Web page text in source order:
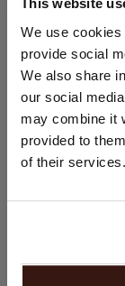
This website
We use
provide social
We also share
our social
may combine it
provided to
of their services.
VERZENDEN
LAND
U bezoekt
land wijzigen?